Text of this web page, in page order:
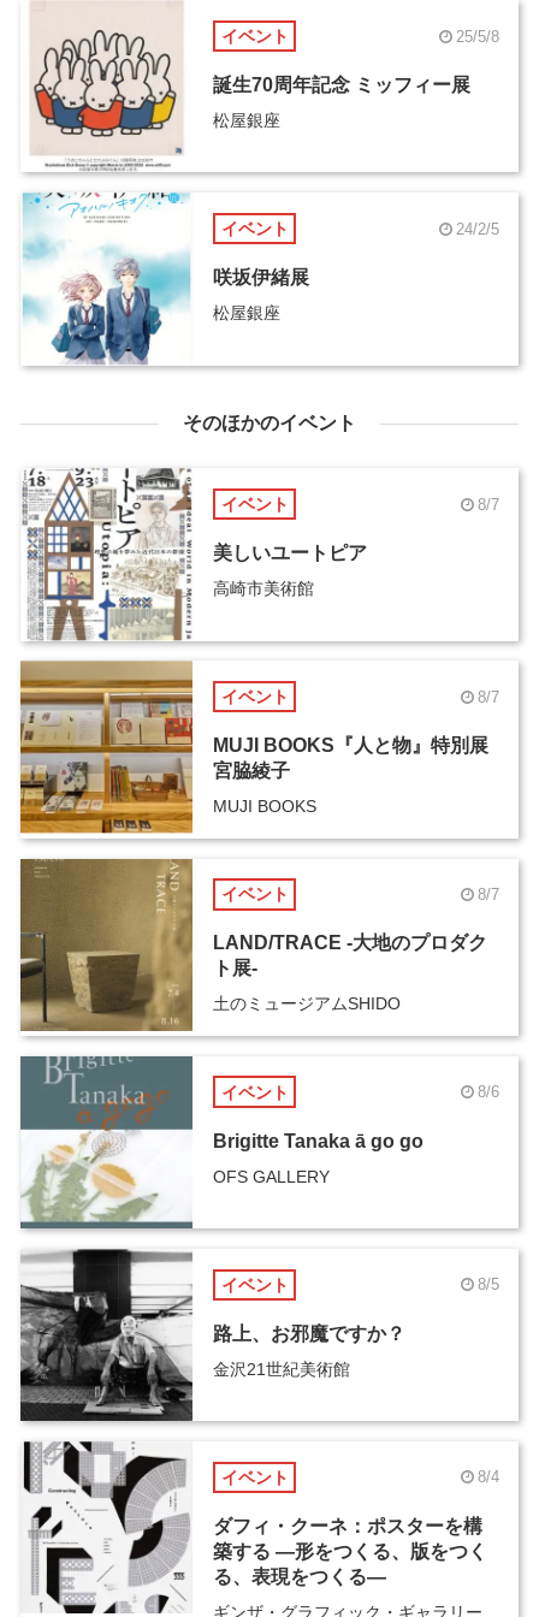
イベント 25/5/8
誕生70周年記念 ミッフィー展
松屋銀座
イベント 24/2/5
咲坂伊緒展
松屋銀座
そのほかのイベント
イベント 8/7
美しいユートピア
高崎市美術館
イベント 8/7
MUJI BOOKS『人と物』特別展
宮脇綾子
MUJI BOOKS
イベント 8/7
LAND/TRACE -大地のプロダク
ト展-
土のミュージアムSHIDO
イベント 8/6
Brigitte Tanaka ā go go
OFS GALLERY
イベント 8/5
路上、お邪魔ですか？
金沢21世紀美術館
イベント 8/4
ダフィ・クーネ：ポスターを構
築する ―形をつくる、版をつく
る、表現をつくる―
ギンザ・グラフィック・ギャラリー